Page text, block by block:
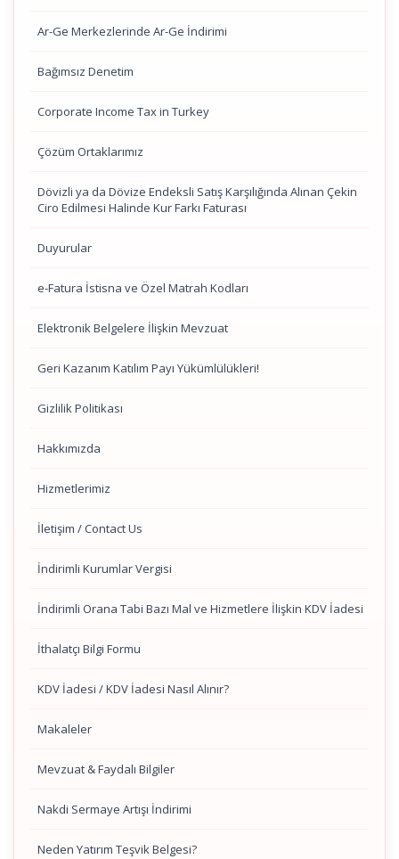
Ar-Ge Merkezlerinde Ar-Ge İndirimi
Bağımsız Denetim
Corporate Income Tax in Turkey
Çözüm Ortaklarımız
Dövizli ya da Dövize Endeksli Satış Karşılığında Alınan Çekin
Ciro Edilmesi Halinde Kur Farkı Faturası
Duyurular
e-Fatura İstisna ve Özel Matrah Kodları
Elektronik Belgelere İlişkin Mevzuat
Geri Kazanım Katılım Payı Yükümlülükleri!
Gizlilik Politikası
Hakkımızda
Hizmetlerimiz
İletişim / Contact Us
İndirimli Kurumlar Vergisi
İndirimli Orana Tabi Bazı Mal ve Hizmetlere İlişkin KDV İadesi
İthalatçı Bilgi Formu
KDV İadesi / KDV İadesi Nasıl Alınır?
Makaleler
Mevzuat & Faydalı Bilgiler
Nakdi Sermaye Artışı İndirimi
Neden Yatırım Teşvik Belgesi?